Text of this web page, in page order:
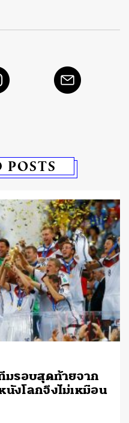
POSTS
มรอบสุดท้ายจาก
งโลกจึงไม่เหมือน